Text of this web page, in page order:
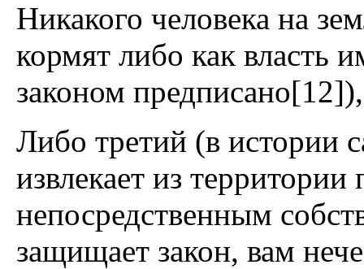
Никакого человека на
кормят либо как власть
законом
Либо третий (в истории
извлекает из территории
непосредственным
защищает закон, вам